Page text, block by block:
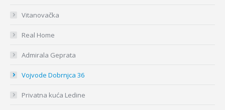
Vitanovačka
Real Home
Admirala Geprata
Vojvode Dobrnjca 36
Privatna kuća Ledine